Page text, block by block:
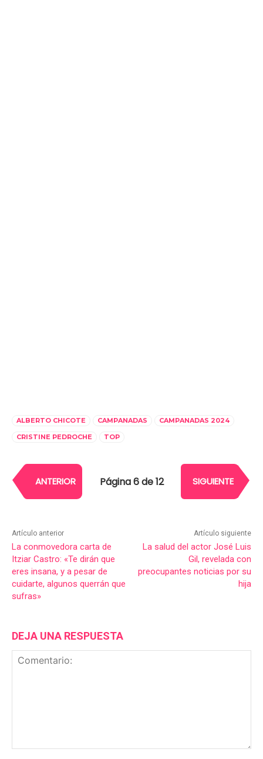
ALBERTO CHICOTE CAMPANADAS
CAMPANADAS 2024
CRISTINE PEDROCHE
TOP
ANTERIOR Página 6 de 12 SIGUIENTE
Artículo anterior
La conmovedora carta de
Itziar Castro: «Te dirán que
eres insana, y a pesar de
cuidarte, algunos querrán que
sufras»
Artículo siguiente
La salud del actor José Luis
Gil, revelada con
preocupantes noticias por su
hija
DEJA UNA RESPUESTA